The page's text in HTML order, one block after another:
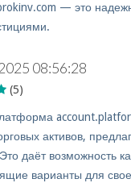
— это
08:56:28
(5)
активов,
даёт возможность
варианты для